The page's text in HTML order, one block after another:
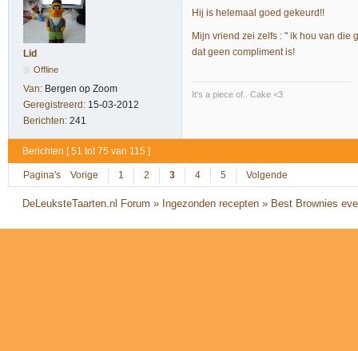
Lid
Offline
Van: Bergen op Zoom
Geregistreerd: 15-03-2012
Berichten: 241
Hij is helemaal goed gekeurd!!
Mijn vriend zei zelfs : " ik hou van die
dat geen compliment is!
It's a piece of.. Cake <3
Berichten [ 51 tot 75 van 115 ]
Pagina's Vorige 1 2 3 4 5 Volgende
DeLeuksteTaarten.nl Forum » Ingezonden recepten » Best Brownies